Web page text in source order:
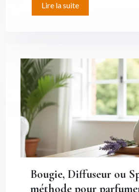
Lire la suite
Bougie, Diffuseur ou
méthode pour